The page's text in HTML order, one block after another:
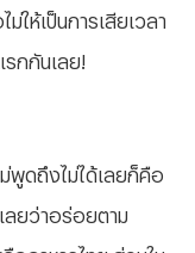
ให้เป็นการเสียเวลา
รกกันเลย!
ม่พูดถึงไม่ได้เลยก็คือ
ลยว่าอร่อยตาม